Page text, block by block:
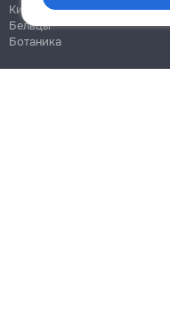
Кишинёв
Бельцы
Ботаника